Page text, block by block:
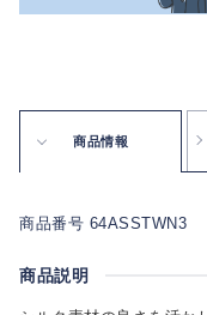
商品情報
商品番号 64ASSTWN3
商品説明